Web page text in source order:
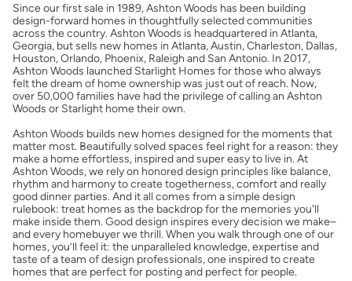
Since our first sale in 1989, Ashton Woods has been building
design-forward homes in thoughtfully selected communities
across the country. Ashton Woods is headquartered in Atlanta,
Georgia, but sells new homes in Atlanta, Austin, Charleston, Dallas,
Houston, Orlando, Phoenix, Raleigh and San Antonio. In 2017,
Ashton Woods launched Starlight Homes for those who always
felt the dream of home ownership was just out of reach. Now,
over 50,000 families have had the privilege of calling an Ashton
Woods or Starlight home their own.
Ashton Woods builds new homes designed for the moments that
matter most. Beautifully solved spaces feel right for a reason: they
make a home effortless, inspired and super easy to live in. At
Ashton Woods, we rely on honored design principles like balance,
rhythm and harmony to create togetherness, comfort and really
good dinner parties. And it all comes from a simple design
rulebook: treat homes as the backdrop for the memories you'll
make inside them. Good design inspires every decision we make–
and every homebuyer we thrill. When you walk through one of our
homes, you’ll feel it: the unparalleled knowledge, expertise and
taste of a team of design professionals, one inspired to create
homes that are perfect for posting and perfect for people.